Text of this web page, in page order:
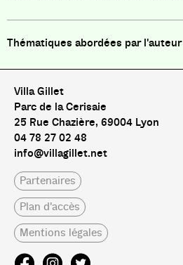
Villa Gillet
Parc de la Cerisaie
25 Rue Chazière, 69004 Lyon
04 78 27 02 48
info@villagillet.net
Partenaires
Plan d'accès
Mentions légales